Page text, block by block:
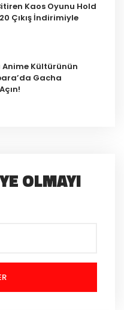
Kaos Oyunu Hold
Çıkış İndirimiyle
Kültürünün
Gacha
OLMAYI